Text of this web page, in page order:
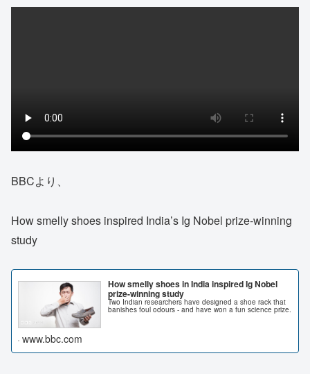
BBCより、
How smelly shoes inspired India’s Ig Nobel prize-winning
study
How smelly shoes in India inspired Ig Nobel
prize-winning study
Two Indian researchers have designed a shoe rack that
banishes foul odours - and have won a fun science prize.
www.bbc.com